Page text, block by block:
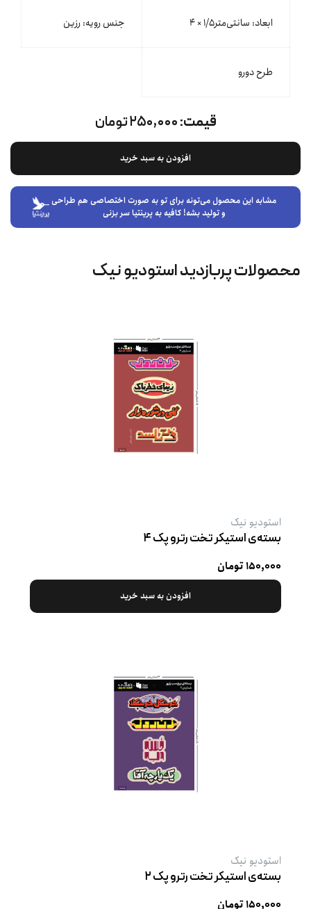
ابعاد: سانتی‌متر۱/۵ × ۴ جنس رویه: رزین
طرح دورو
قیمت:۲۵۰,۰۰۰ تومان
افزودن به سبد خرید
مشابه این محصول می‌تونه برای تو به صورت اختصاصی هم طراحی
و تولید بشه! کافیه به پرینتیا سر بزنی
محصولات پربازدید استودیو نیک
استودیو نیک
بسته‌ی استیکر تخت رترو پک ۴
۱۵۰,۰۰۰ تومان
افزودن به سبد خرید
استودیو نیک
بسته‌ی استیکر تخت رترو پک ۲
۱۵۰,۰۰۰ تومان